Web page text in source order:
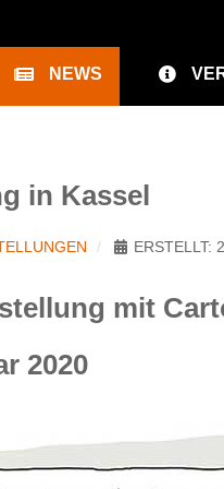
NEWS
in Kassel
ERSTELLT:
mit
2020